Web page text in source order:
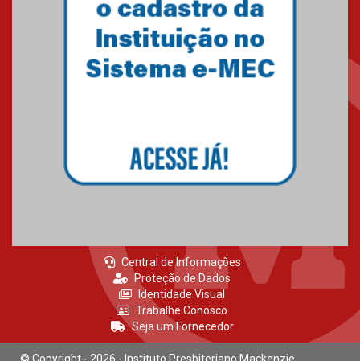
Central de Informações
Proteção de Dados
Identidade Visual
Trabalhe Conosco
Seja um Fornecedor